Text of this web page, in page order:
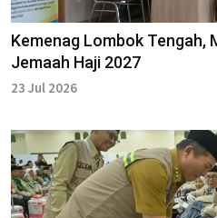
Kemenag Lombok Tengah,
Jemaah Haji 2027
23 Jul 2026